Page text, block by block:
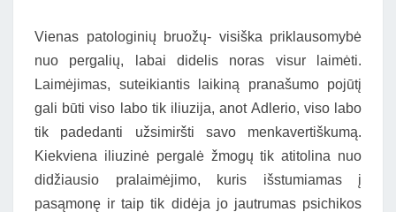
Vienas patologinių bruožų- visiška priklausomybė
nuo pergalių, labai didelis noras visur laimėti.
Laimėjimas, suteikiantis laikiną pranašumo pojūtį
gali būti viso labo tik iliuzija, anot Adlerio, viso labo
tik padedanti užsimiršti savo menkavertiškumą.
Kiekviena iliuzinė pergalė žmogų tik atitolina nuo
didžiausio pralaimėjimo, kuris išstumiamas į
pasąmonę ir taip tik didėja jo jautrumas psichikos